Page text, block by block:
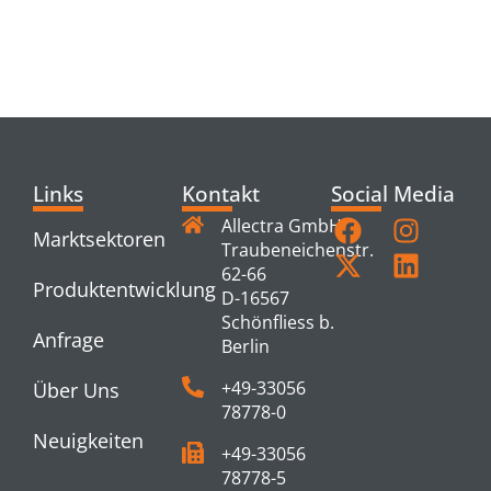
Links
Marktsektoren
Produktentwicklung
Anfrage
Über Uns
Neuigkeiten
Kontakt
Allectra GmbH
Traubeneichenstr.
62-66
D-16567
Schönfliess b.
Berlin
+49-33056
78778-0
+49-33056
78778-5
Social Media